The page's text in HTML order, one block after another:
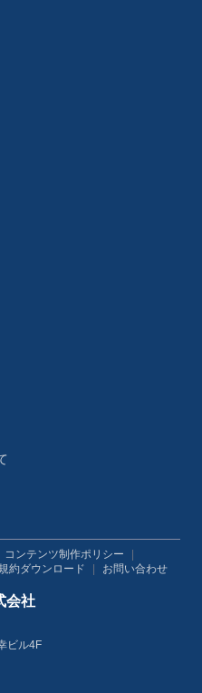
コンテンツ制作ポリシー
約ダウンロード お問い合わせ
会社
ビル4F